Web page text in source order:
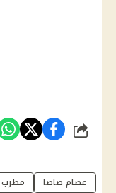
شارك
عصام صاصا مطرب